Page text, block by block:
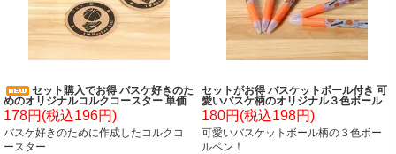
セット購入でお得 バスケ好きのた
めのオリジナルコルクコースター 単価
１５８円～
178円(税込196円)
バスケ好きのために作成したコルクコ
ースター
セットがお得 バスケットボール付き 可
愛いバスケ柄のオリジナル３色ボール
ペン 単価１５８円～
180円(税込198円)
可愛いバスケットボール柄の３色ボー
ルペン！